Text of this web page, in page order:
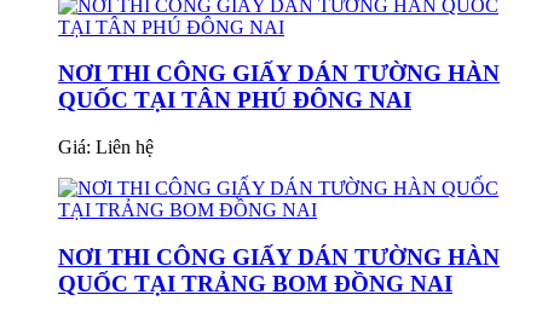
NƠI THI CÔNG GIẤY DÁN TƯỜNG HÀN
QUỐC TẠI TÂN PHÚ ĐÔNG NAI
Giá: Liên hệ
NƠI THI CÔNG GIẤY DÁN TƯỜNG HÀN
QUỐC TẠI TRẢNG BOM ĐỒNG NAI